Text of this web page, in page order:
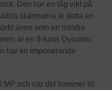
Den har en låg vikt på
skärmarna är detta en
även som en mindre
är en 8‑tums Dynamic
har en imponerande
och när det kommer till